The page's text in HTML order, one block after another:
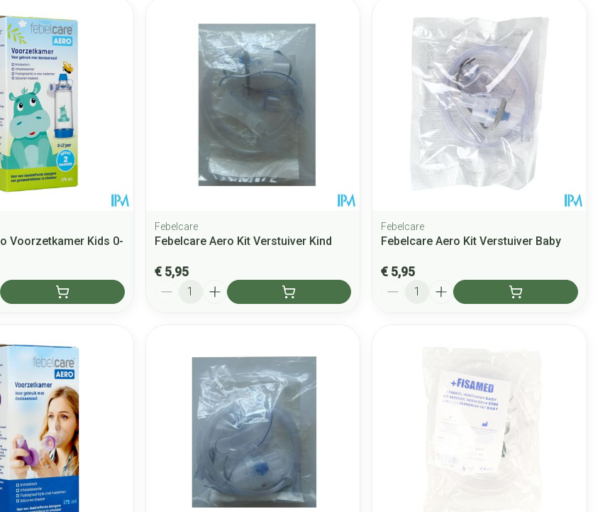
prijswaarden aan te passen.
Voorzetkamer Kids 0-
Febelcare
Febelcare Aero Kit Verstuiver Kind
€ 5,95
Febelcare
Febelcare Aero Kit Verstuiver Baby
€ 5,95